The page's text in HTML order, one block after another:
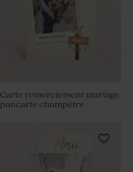
Carte remerciement mariage
pancarte champêtre